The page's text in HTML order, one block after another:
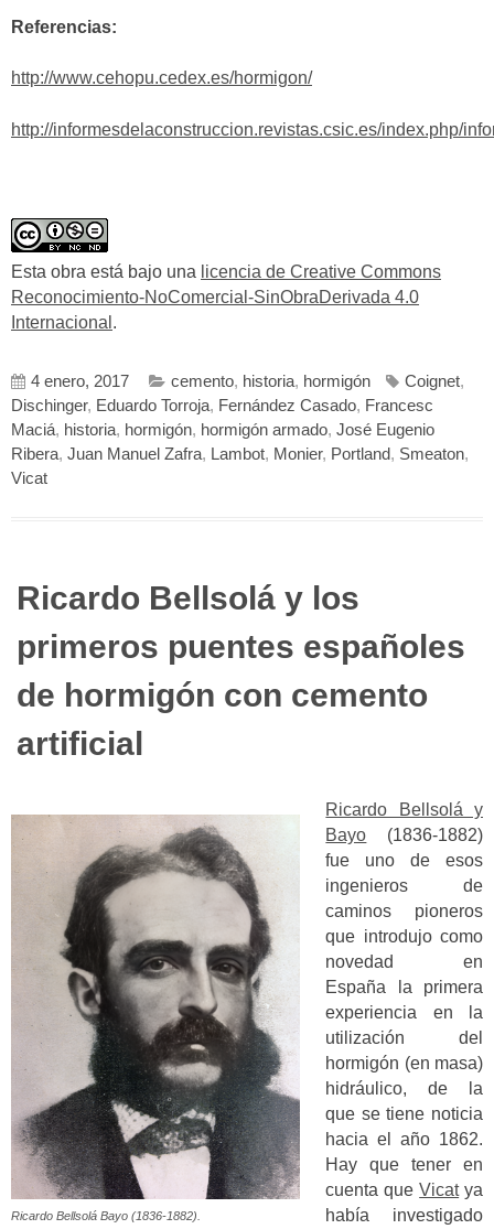
Referencias:
http://www.cehopu.cedex.es/hormigon/
http://informesdelaconstruccion.revistas.csic.es/index.php/
Esta obra está bajo una licencia de Creative Commons
Reconocimiento-NoComercial-SinObraDerivada 4.0
Internacional .
4 enero, 2017 cemento, historia, hormigón Coignet,
Dischinger, Eduardo Torroja, Fernández Casado, Francesc
Maciá, historia, hormigón, hormigón armado, José Eugenio
Ribera, Juan Manuel Zafra, Lambot, Monier, Portland, Smeaton,
Vicat
Ricardo Bellsolá y los
primeros puentes españoles
de hormigón con cemento
artificial
Ricardo Bellsolá Bayo (1836-1882).
Ricardo Bellsolá y
Bayo (1836-1882)
fue uno de esos
ingenieros de
caminos pioneros
que introdujo como
novedad en
España la primera
experiencia en la
utilización del
hormigón (en masa)
hidráulico, de la
que se tiene noticia
hacia el año 1862.
Hay que tener en
cuenta queVicatya
había investigado